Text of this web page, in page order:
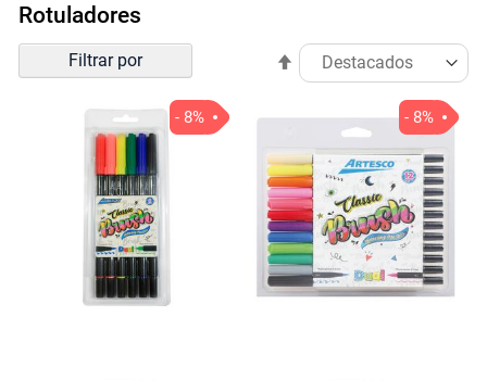
Rotuladores
Ordenar
por Establecer
dirección
- 8% - 8%
Filtrar por